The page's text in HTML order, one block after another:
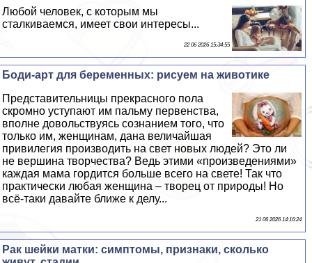
Любой человек, с которым мы
сталкиваемся, имеет свои интересы...
22 06 2026 15:34:55
Боди-арт для беременных: рисуем на животике
Представительницы прекрасного пола
скромно уступают им пальму первенства,
вполне довольствуясь сознанием того, что
только им, женщинам, дана величайшая
привилегия производить на свет новых людей? Это ли
не вершина творчества? Ведь этими «произведениями»
каждая мама гордится больше всего на свете! Так что
пpaктически любая женщина – творец от природы! Но
всё-таки давайте ближе к делу...
21 06 2026 14:16:24
Paк шейки матки: симптомы, признаки, сколько